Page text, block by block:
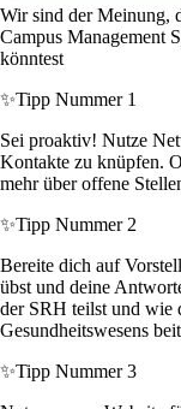
Wir sind der Meinung,
Campus Management
könntest
✨Tipp Nummer 1
Sei proaktiv! Nutze
Kontakte zu knüpfen.
mehr über offene
✨Tipp Nummer 2
Bereite dich auf
übst und deine
der SRH teilst und wie
Gesundheitswesens
✨Tipp Nummer 3